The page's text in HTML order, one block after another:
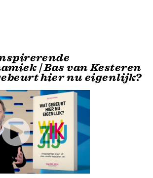
| Bas van Kesteren
hier nu eigenlijk?